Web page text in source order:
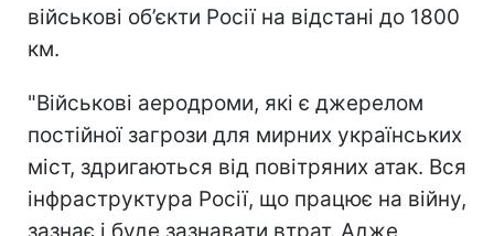
військові об’єкти Росії на відстані до 1800
км.
"Військові аеродроми, які є джерелом
постійної загрози для мирних українських
міст, здригаються від повітряних атак. Вся
інфраструктура Росії, що працює на війну,